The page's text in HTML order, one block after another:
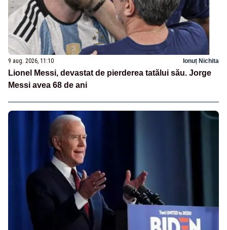
9 aug. 2026, 11:10 Ionuț Nichita
Lionel Messi, devastat de pierderea tatălui său. Jorge
Messi avea 68 de ani